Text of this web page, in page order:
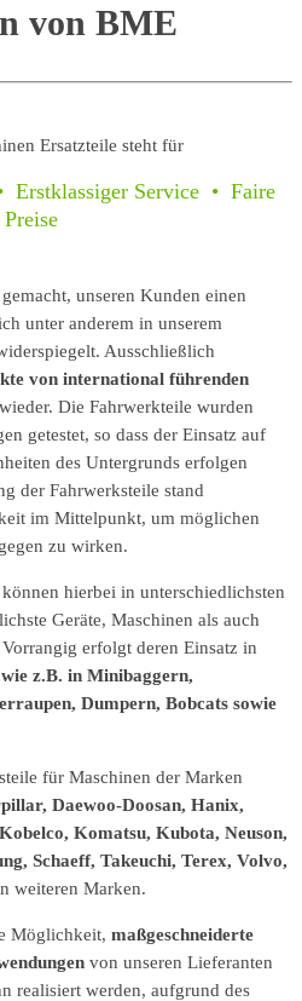
von BME
Ersatzteile steht für
Erstklassiger Service • Faire
Preise
unseren Kunden einen
unter anderem in unserem
Ausschließlich
von international führenden
Die Fahrwerkteile wurden
getestet, so dass der Einsatz auf
des Untergrunds erfolgen
der Fahrwerksteile stand
im Mittelpunkt, um möglichen
zu wirken.
hierbei in unterschiedlichsten
Geräte, Maschinen als auch
erfolgt deren Einsatz in
z.B. in Minibaggern,
Dumpern, Bobcats sowie
für Maschinen der Marken
Daewoo-Doosan, Hanix,
Komatsu, Kubota, Neuson,
Schaeff, Takeuchi, Terex, Volvo,
weiteren Marken.
Möglichkeit, maßgeschneiderte
von unseren Lieferanten
realisiert werden, aufgrund des